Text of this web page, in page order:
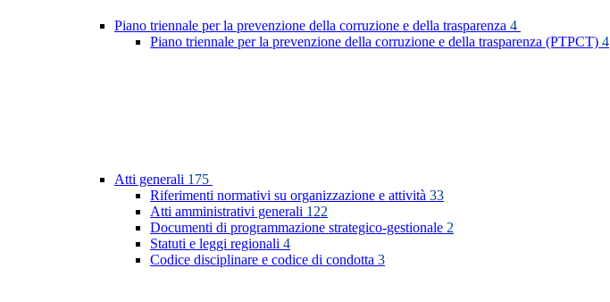
Piano triennale per la prevenzione della corruzione e della trasparenza 4
Piano triennale per la prevenzione della corruzione e della trasparenza (PTPCT) 4
Atti generali 175
Riferimenti normativi su organizzazione e attività 33
Atti amministrativi generali 122
Documenti di programmazione strategico-gestionale 2
Statuti e leggi regionali 4
Codice disciplinare e codice di condotta 3